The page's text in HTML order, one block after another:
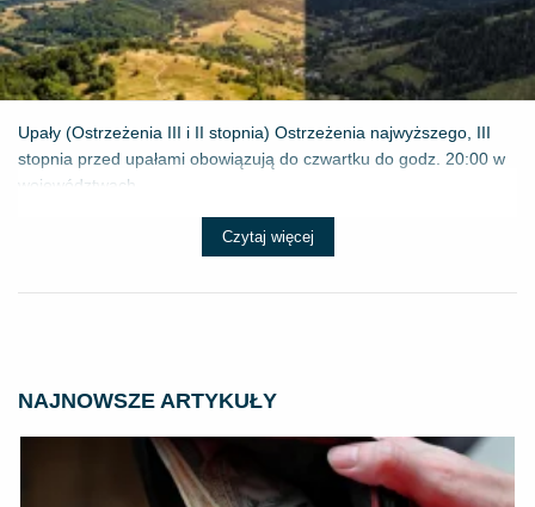
Upały (Ostrzeżenia III i II stopnia) Ostrzeżenia najwyższego, III
stopnia przed upałami obowiązują do czwartku do godz. 20:00 w
województwach...
Czytaj więcej
NAJNOWSZE ARTYKUŁY